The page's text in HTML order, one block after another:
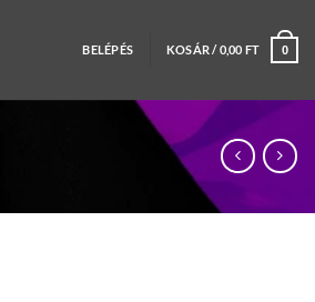
BELÉPÉS KOSÁR /0,00 FT 0